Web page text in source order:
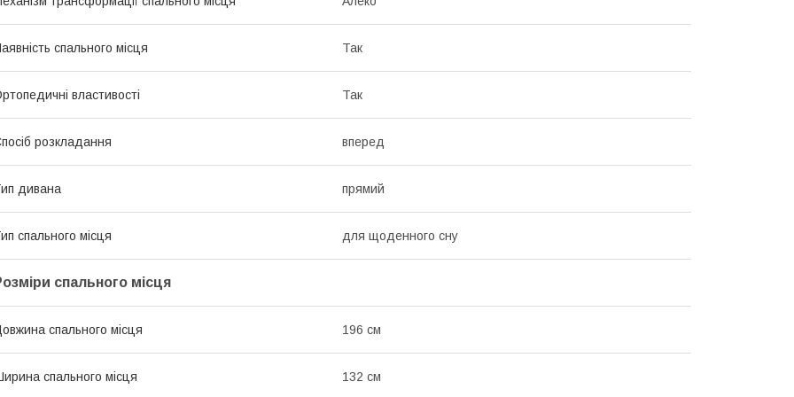
спального місця Так
властивості Так
розкладання вперед
дивана прямий
спального місця для щоденного сну
спального місця
спального місця 196 см
спального місця 132 см